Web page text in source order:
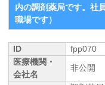
内の調剤薬局です。社
職場です）
ID
fpp070
医療機関・
会社名
非公開